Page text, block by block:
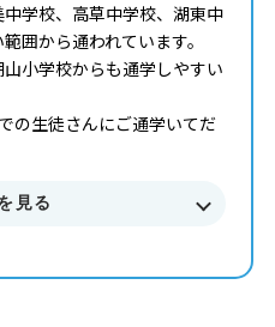
学校、高草中学校、湖東中
囲から通われています。
小学校からも通学しやすい
の生徒さんにご通学いてだ
見る